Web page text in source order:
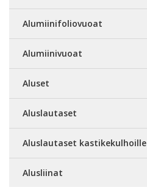
Alumiinifoliovuoat
Alumiinivuoat
Aluset
Aluslautaset
Aluslautaset kastikekulhoille
Alusliinat